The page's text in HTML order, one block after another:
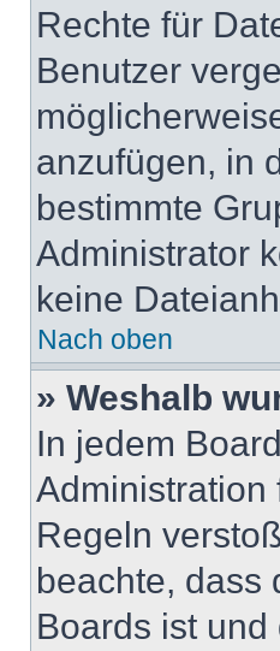
Rechte für
Benutzer
anzufügen, in
bestimmte
Administrator
keine
Nach oben
» Weshalb
In jedem
Administration
Regeln
beachte, dass
Boards ist